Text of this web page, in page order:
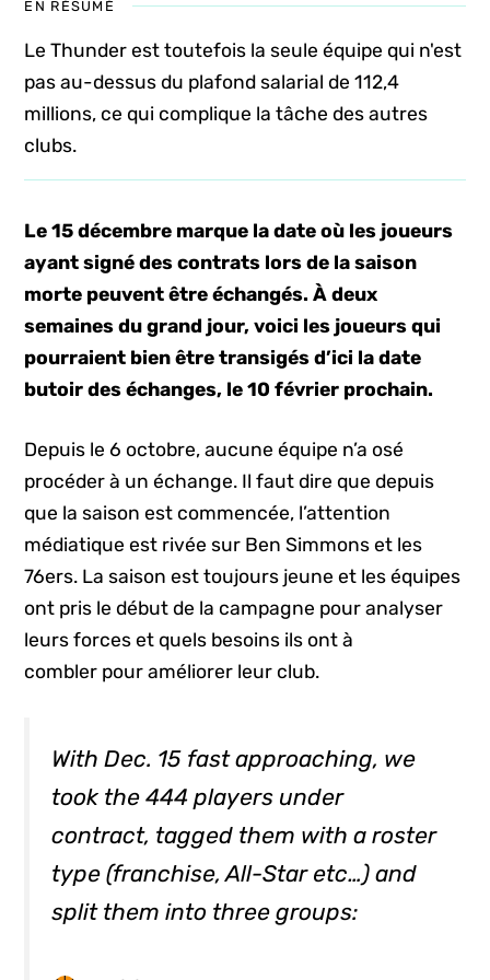
EN RÉSUMÉ
Le Thunder est toutefois la seule équipe qui n'est
pas au-dessus du plafond salarial de 112,4
millions, ce qui complique la tâche des autres
clubs.
Le 15 décembre marque la date où les joueurs
ayant signé des contrats lors de la saison
morte peuvent être échangés. À deux
semaines du grand jour, voici les joueurs qui
pourraient bien être transigés d’ici la date
butoir des échanges, le 10 février prochain.
Depuis le 6 octobre, aucune équipe n’a osé
procéder à un échange. Il faut dire que depuis
que la saison est commencée, l’attention
médiatique est rivée sur Ben Simmons et les
76ers. La saison est toujours jeune et les équipes
ont pris le début de la campagne pour analyser
leurs forces et quels besoins ils ont à
combler pour améliorer leur club.
With Dec. 15 fast approaching, we
took the 444 players under
contract, tagged them with a roster
type (franchise, All-Star etc…) and
split them into three groups: